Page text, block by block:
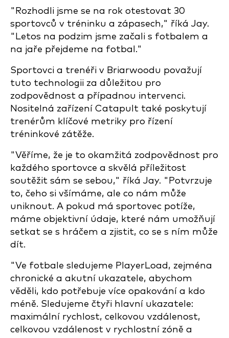
"Rozhodli jsme se na rok otestovat 30
sportovců v tréninku a zápasech," říká Jay.
"Letos na podzim jsme začali s fotbalem a
na jaře přejdeme na fotbal."
Sportovci a trenéři v Briarwoodu považují
tuto technologii za důležitou pro
zodpovědnost a případnou intervenci.
Nositelná zařízení Catapult také poskytují
trenérům klíčové metriky pro řízení
tréninkové zátěže.
"Věříme, že je to okamžitá zodpovědnost pro
každého sportovce a skvělá příležitost
soutěžit sám se sebou," říká Jay. "Potvrzuje
to, čeho si všímáme, ale co nám může
uniknout. A pokud má sportovec potíže,
máme objektivní údaje, které nám umožňují
setkat se s hráčem a zjistit, co se s ním může
dít.
"Ve fotbale sledujeme PlayerLoad, zejména
chronické a akutní ukazatele, abychom
věděli, kdo potřebuje více opakování a kdo
méně. Sledujeme čtyři hlavní ukazatele:
maximální rychlost, celkovou vzdálenost,
celkovou vzdálenost v rychlostní zóně a